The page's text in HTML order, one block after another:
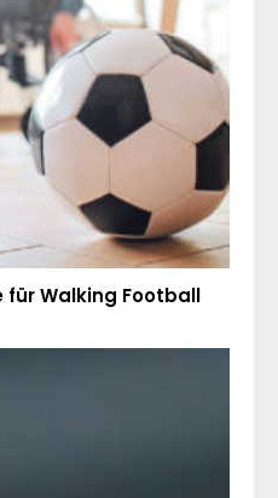
für Walking Football